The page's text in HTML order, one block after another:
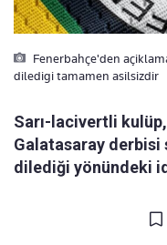
Fenerbahçe'den
diledigi tamamen asilsizdir
Sarı-lacivertli
Galatasaray derbisi
dilediği yönündeki